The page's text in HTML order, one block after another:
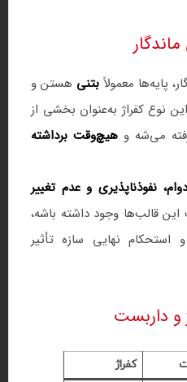
پایه‌ها معمولاً بتنی هستن و
نوع کفراژ به‌عنوان بخشی از
می‌شه و هیچ‌وقت برداشته
دوام، نفوذناپذیری و عدم تغییر
این قالب‌ها وجود داشته باشه،
نهایی سازه تأثیر
و داربست
کفراژ